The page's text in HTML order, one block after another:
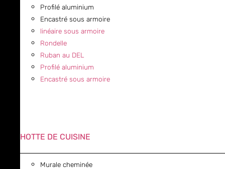
Profilé aluminium
Encastré sous armoire
linéaire sous armoire
Rondelle
Ruban au DEL
Profilé aluminium
Encastré sous armoire
HOTTE DE CUISINE
Murale cheminée